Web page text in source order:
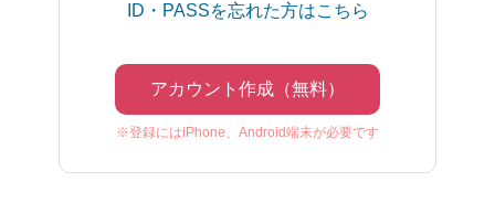
ID・PASSを忘れた方はこちら
アカウント作成（無料）
※登録にはiPhone、Android端末が必要です